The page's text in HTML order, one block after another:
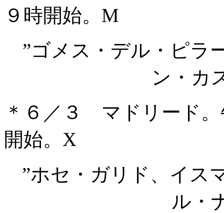
９時開始。M
”ゴメス・デル・ピラ
ン・カ
＊６／３ マドリード
開始。X
”ホセ・ガリド、イス
ル・